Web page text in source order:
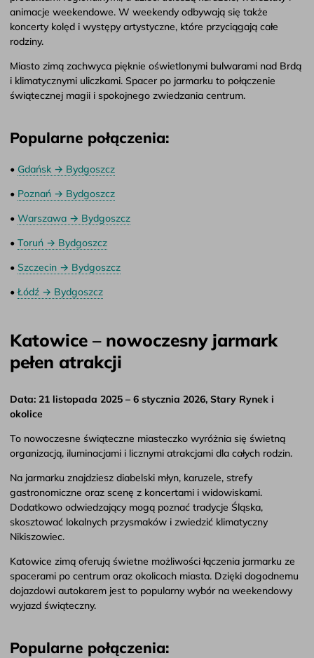
animacje weekendowe. W weekendy odbywają się także
koncerty kolęd i występy artystyczne, które przyciągają całe
rodziny.
Miasto zimą zachwyca pięknie oświetlonymi bulwarami nad Brdą
i klimatycznymi uliczkami. Spacer po jarmarku to połączenie
świątecznej magii i spokojnego zwiedzania centrum.
Popularne połączenia:
• Gdańsk → Bydgoszcz
• Poznań → Bydgoszcz
• Warszawa → Bydgoszcz
• Toruń → Bydgoszcz
• Szczecin → Bydgoszcz
• Łódź → Bydgoszcz
Katowice – nowoczesny jarmark
pełen atrakcji
Data: 21 listopada 2025 – 6 stycznia 2026, Stary Rynek i
okolice
To nowoczesne świąteczne miasteczko wyróżnia się świetną
organizacją, iluminacjami i licznymi atrakcjami dla całych rodzin.
Na jarmarku znajdziesz diabelski młyn, karuzele, strefy
gastronomiczne oraz scenę z koncertami i widowiskami.
Dodatkowo odwiedzający mogą poznać tradycje Śląska,
skosztować lokalnych przysmaków i zwiedzić klimatyczny
Nikiszowiec.
Katowice zimą oferują świetne możliwości łączenia jarmarku ze
spacerami po centrum oraz okolicach miasta. Dzięki dogodnemu
dojazdowi autokarem jest to popularny wybór na weekendowy
wyjazd świąteczny.
Popularne połączenia: